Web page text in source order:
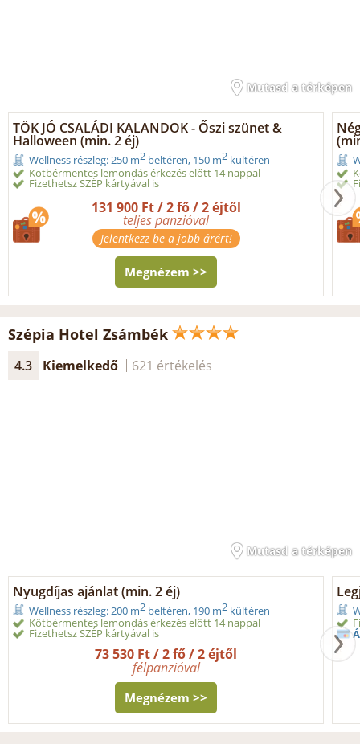
Mutasd a térképen
TÖK JÓ CSALÁDI KALANDOK - Őszi szünet &
Halloween (min. 2 éj)
Wellness részleg: 250 m2 beltéren, 150 m2 kültéren
Kötbérmentes lemondás érkezés előtt 14 nappal
Fizethetsz SZÉP kártyával is
131 900 Ft / 2 fő / 2 éjtől
teljes panzióval
Jelentkezz be a jobb árért!
Megnézem >>
Szépia Hotel Zsámbék
4.3 Kiemelkedő 621 értékelés
Mutasd a térképen
Nyugdíjas ajánlat (min. 2 éj)
Wellness részleg: 200 m2 beltéren, 190 m2 kültéren
Kötbérmentes lemondás érkezés előtt 14 nappal
Fizethetsz SZÉP kártyával is
73 530 Ft / 2 fő / 2 éjtől
félpanzióval
Megnézem >>